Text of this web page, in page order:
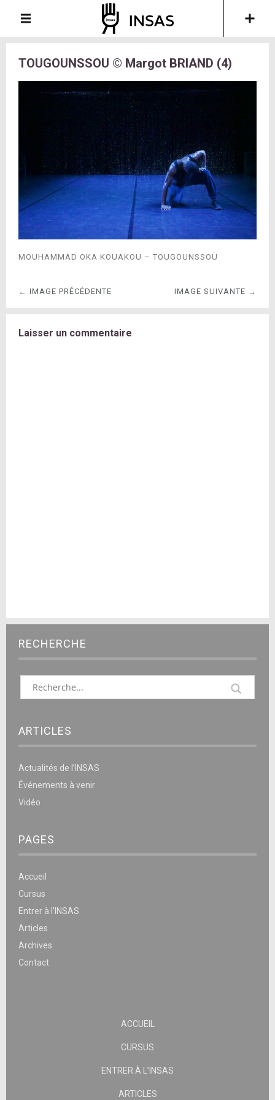
TOUGOUNSSOU © Margot BRIAND (4)
MOUHAMMAD OKA KOUAKOU – TOUGOUNSSOU
← IMAGE PRÉCÉDENTE IMAGE SUIVANTE →
Laisser un commentaire
RECHERCHE
ARTICLES
Actualités de l’INSAS
Événements à venir
Vidéo
PAGES
Accueil
Cursus
Entrer à l’INSAS
Articles
Archives
Contact
ACCUEIL
CURSUS
ENTRER À L’INSAS
ARTICLES